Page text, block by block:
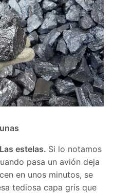
estelas. Si lo notamos
pasa un avión deja
en unos minutos, se
tediosa capa gris que